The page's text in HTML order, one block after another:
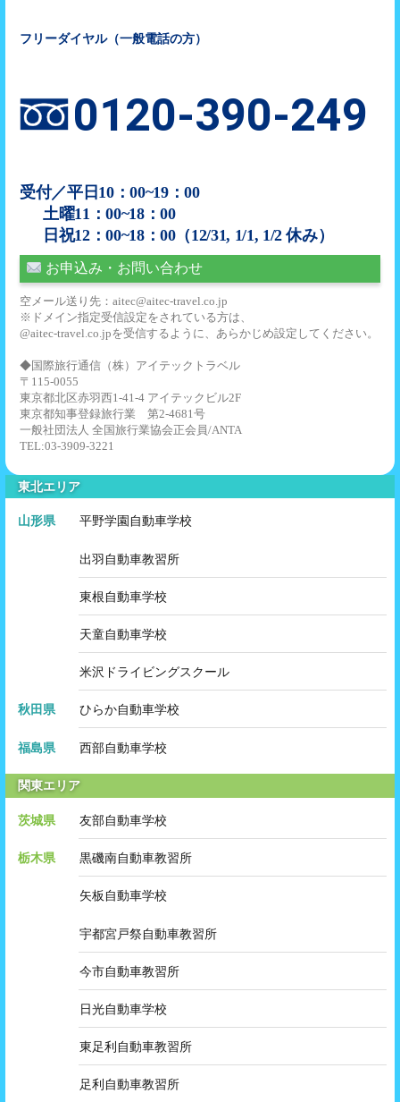
フリーダイヤル（一般電話の方）
0120-390-249
受付／平日10：00~19：00
土曜11：00~18：00
日祝12：00~18：00（12/31, 1/1, 1/2 休み）
お申込み・お問い合わせ
空メール送り先：aitec@aitec-travel.co.jp
※ドメイン指定受信設定をされている方は、
@aitec-travel.co.jpを受信するように、あらかじめ設定してください。
◆国際旅行通信（株）アイテックトラベル
〒115-0055
東京都北区赤羽西1-41-4 アイテックビル2F
東京都知事登録旅行業 第2-4681号
一般社団法人 全国旅行業協会正会員/ANTA
TEL:03-3909-3221
東北エリア
山形県 平野学園自動車学校
出羽自動車教習所
東根自動車学校
天童自動車学校
米沢ドライビングスクール
秋田県 ひらか自動車学校
福島県 西部自動車学校
関東エリア
茨城県 友部自動車学校
栃木県 黒磯南自動車教習所
矢板自動車学校
宇都宮戸祭自動車教習所
今市自動車教習所
日光自動車学校
東足利自動車教習所
足利自動車教習所